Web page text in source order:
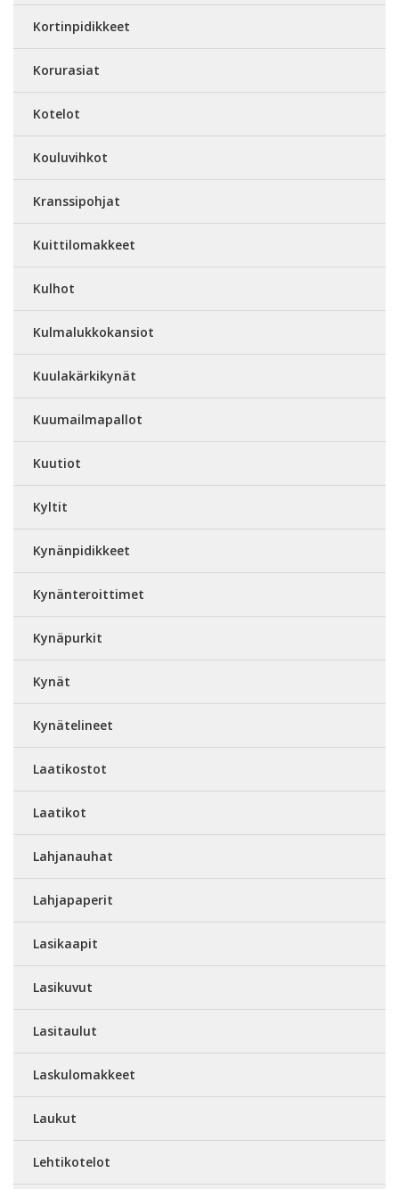
Kortinpidikkeet
Korurasiat
Kotelot
Kouluvihkot
Kranssipohjat
Kuittilomakkeet
Kulhot
Kulmalukkokansiot
Kuulakärkikynät
Kuumailmapallot
Kuutiot
Kyltit
Kynänpidikkeet
Kynänteroittimet
Kynäpurkit
Kynät
Kynätelineet
Laatikostot
Laatikot
Lahjanauhat
Lahjapaperit
Lasikaapit
Lasikuvut
Lasitaulut
Laskulomakkeet
Laukut
Lehtikotelot